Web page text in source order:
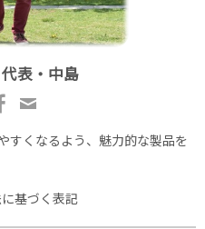
表・中島
すくなるよう、魅力的な製品を
基づく表記